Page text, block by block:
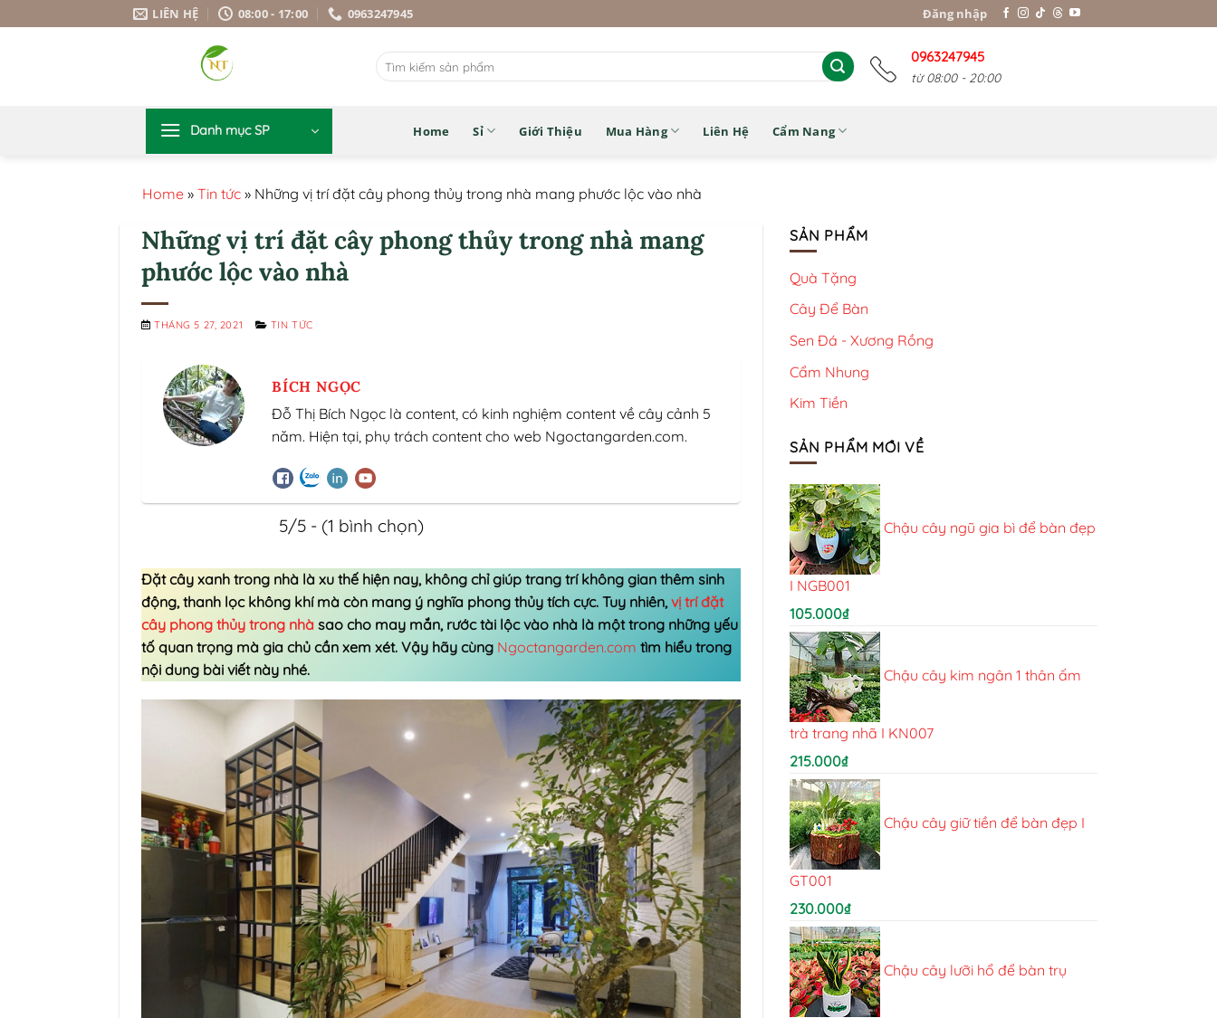
LIÊN HỆ 08:00 - 17:00 0963247945 Đăng nhập
Tìm
kiếm:
0963247945
từ 08:00 - 20:00
Danh mục SP Home Sỉ Giới Thiệu Mua Hàng Liên Hệ Cẩm Nang
Home » Tin tức » Những vị trí đặt cây phong thủy trong nhà mang phước lộc vào nhà
Những vị trí đặt cây phong thủy trong nhà mang
phước lộc vào nhà
THÁNG 5 27, 2021 TIN TỨC
BÍCH NGỌC
Đỗ Thị Bích Ngọc là content, có kinh nghiệm content về cây cảnh 5
năm. Hiện tại, phụ trách content cho web Ngoctangarden.com.
5/5 - (1 bình chọn)
Đặt cây xanh trong nhà là xu thế hiện nay, không chỉ giúp trang trí không gian thêm sinh
động, thanh lọc không khí mà còn mang ý nghĩa phong thủy tích cực. Tuy nhiên, vị trí đặt
cây phong thủy trong nhà sao cho may mắn, rước tài lộc vào nhà là một trong những yếu
tố quan trọng mà gia chủ cần xem xét. Vậy hãy cùng Ngoctangarden.com tìm hiểu trong
nội dung bài viết này nhé.
SẢN PHẨM
Quà Tặng
Cây Để Bàn
Sen Đá - Xương Rồng
Cẩm Nhung
Kim Tiền
SẢN PHẨM MỚI VỀ
Chậu cây ngũ gia bì để bàn đẹp
I NGB001
105.000₫
Chậu cây kim ngân 1 thân ấm
trà trang nhã I KN007
215.000₫
Chậu cây giữ tiền để bàn đẹp I
GT001
230.000₫
Chậu cây lưỡi hổ để bàn trụ